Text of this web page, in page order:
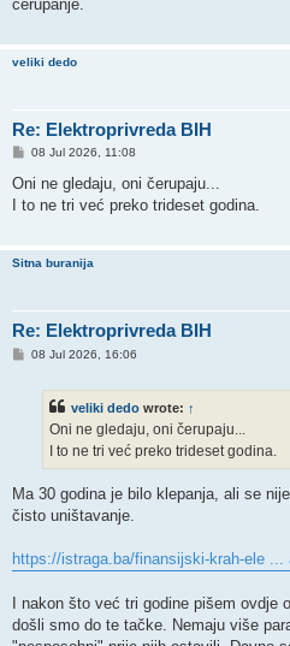
čerupanje.
veliki dedo
Re: Elektroprivreda BIH
P
s
08 Jul 2026, 11:08
Oni ne gledaju, oni čerupaju...
I to ne tri već preko trideset godina.
Sitna buranija
Re: Elektroprivreda BIH
P08 Jul 2026, 16:06
veliki dedo wrote: ↑
Oni ne gledaju, oni čerupaju...
I to ne tri već preko trideset godina.
Ma 30 godina je bilo klepanja, ali se
čisto uništavanje.
https://istraga.ba/finansijski-krah-ele ...
I nakon što već tri godine pišem ovdje
došli smo do te tačke. Nemaju više